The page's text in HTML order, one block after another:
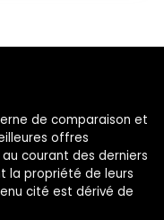
de comparaison et
offres
courant des derniers
la propriété de leurs
cité est dérivé de